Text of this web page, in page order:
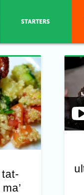
STARTERS